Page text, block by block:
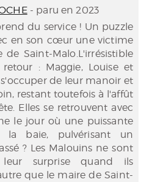
- paru en 2023
du service ! Un puzzle
en son cœur une victime
Saint-Malo.L'irrésistible
: Maggie, Louise et
de leur manoir et
restant toutefois à l'affût
Elles se retrouvent avec
le jour où une puissante
la baie, pulvérisant un
? Les Malouins ne sont
surprise quand ils
que le maire de Saint-